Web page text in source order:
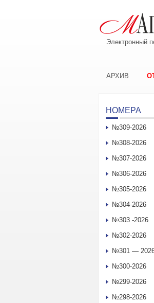
Электронный
АРХИВ
НОМЕРА
№309-2026
№308-2026
№307-2026
№306-2026
№305-2026
№304-2026
№303 -2026
№302-2026
№301 —
№300-2026
№299-2026
№298-2026